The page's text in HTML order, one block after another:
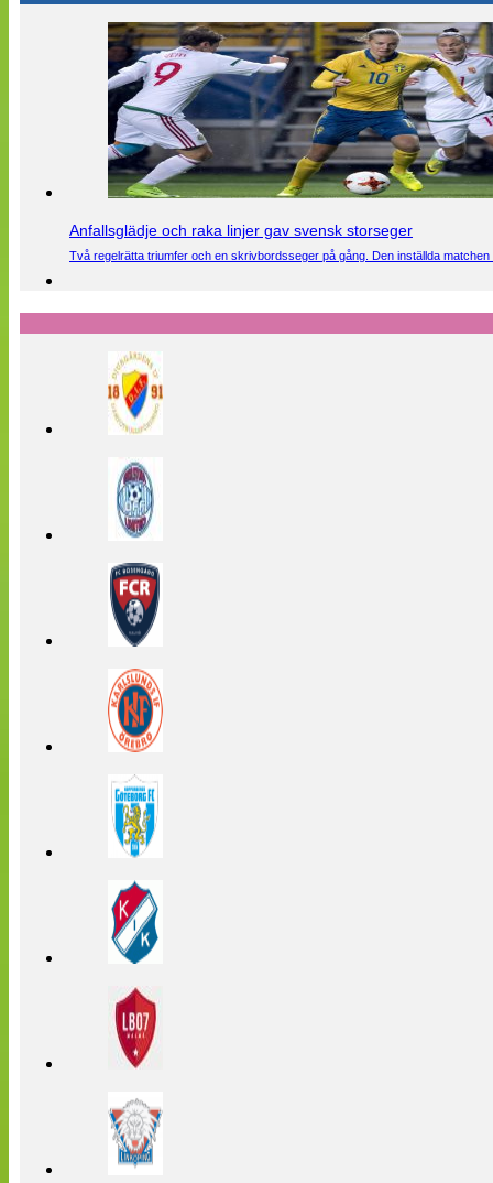
Anfallsglädje och raka linjer gav svensk storseger
Två regelrätta triumfer och en skrivbordsseger på gång. Den inställda